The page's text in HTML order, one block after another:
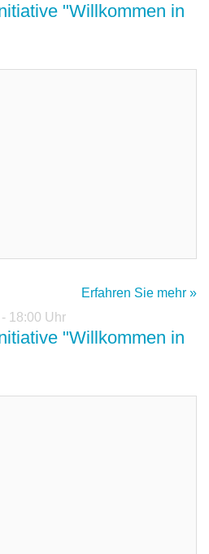
"Willkommen in
Erfahren Sie mehr »
18:00 Uhr
"Willkommen in